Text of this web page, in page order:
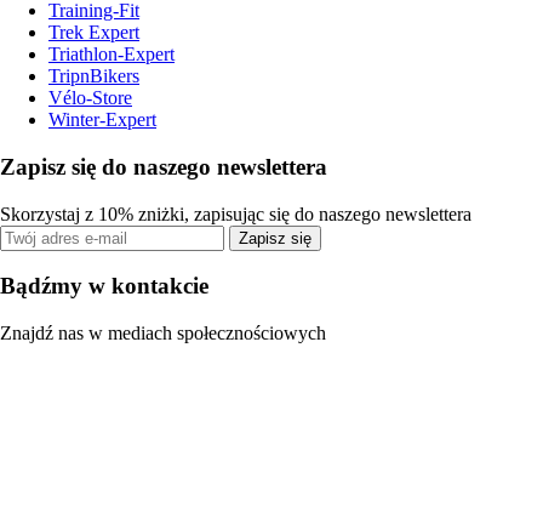
Training-Fit
Trek Expert
Triathlon-Expert
TripnBikers
Vélo-Store
Winter-Expert
Zapisz się do naszego newslettera
Skorzystaj z 10% zniżki, zapisując się do naszego newslettera
Zapisz się
Bądźmy w kontakcie
Znajdź nas w mediach społecznościowych